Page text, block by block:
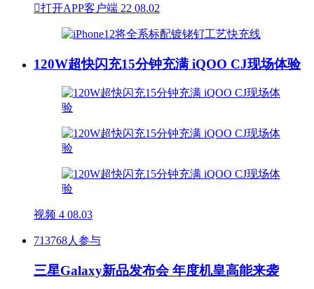
打开APP客户端 22 08.02
120W超快闪充15分钟充满 iQOO CJ现场体验
视频 4 08.03
713768人参与
三星Galaxy新品发布会 年度机皇高能来袭